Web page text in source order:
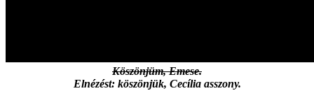
Köszönjüm, Emese.
Elnézést: köszönjük, Cecília asszony.